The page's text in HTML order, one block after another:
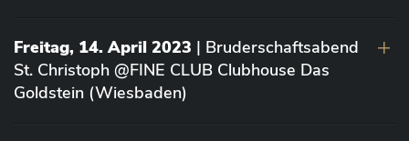
Freitag, 14. April 2023 | Bruderschaftsabend
St. Christoph @FINE CLUB Clubhouse Das
Goldstein (Wiesbaden)